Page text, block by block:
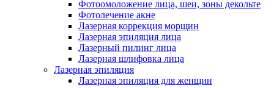
Фотоомоложение лица, шеи, зоны декольте
Фотолечение акне
Лазерная коррекция морщин
Лазерная эпиляция лица
Лазерный пилинг лица
Лазерная шлифовка лица
Лазерная эпиляция
Лазерная эпиляция для женщин